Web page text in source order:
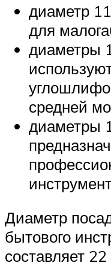
диаметр
для
диаметры
средней
диаметры
Диаметр
бытового
составляет